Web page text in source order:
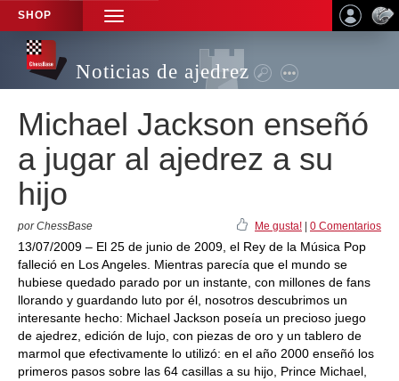
SHOP
TOGGLE
NAVIGATION
Noticias de ajedrez
Michael Jackson enseñó
a jugar al ajedrez a su
hijo
por ChessBase Me gusta! 0 Comentarios
13/07/2009 – El 25 de junio de 2009, el Rey de la Música Pop
falleció en Los Angeles. Mientras parecía que el mundo se
hubiese quedado parado por un instante, con millones de fans
llorando y guardando luto por él, nosotros descubrimos un
interesante hecho: Michael Jackson poseía un precioso juego
de ajedrez, edición de lujo, con piezas de oro y un tablero de
marmol que efectivamente lo utilizó: en el año 2000 enseñó los
primeros pasos sobre las 64 casillas a su hijo, Prince Michael,